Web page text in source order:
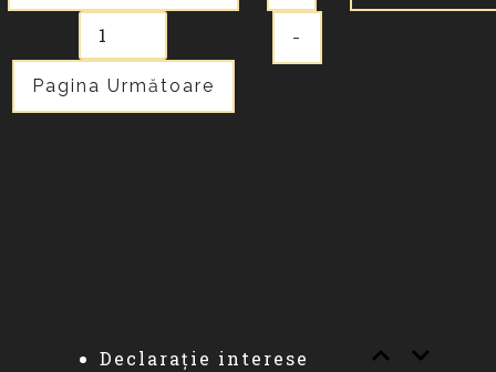
Pagina Următoare
-
Declarație interese